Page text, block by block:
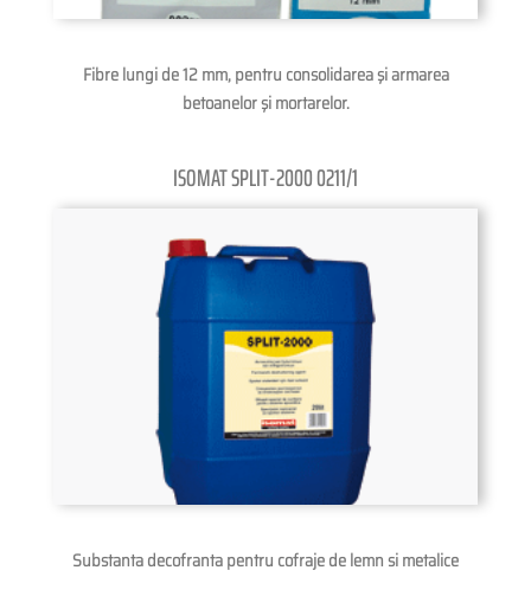
Fibre lungi de 12 mm, pentru consolidarea şi armarea
betoanelor şi mortarelor.
ISOMAT SPLIT-2000 0211/1
Substanta decofranta pentru cofraje de lemn si metalice